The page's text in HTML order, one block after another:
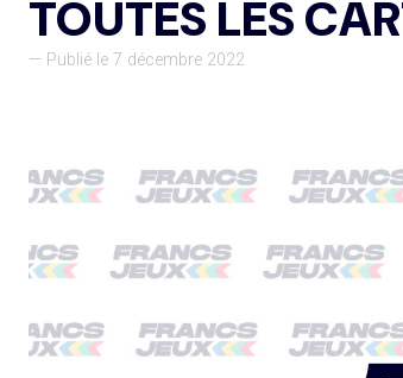
TOUTES LES
— Publié le 7 décembre 2022